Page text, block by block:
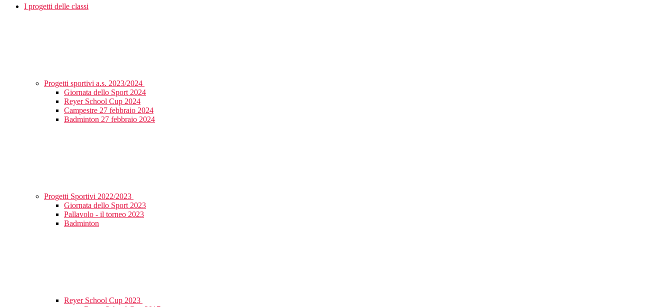
I progetti delle classi
Progetti sportivi a.s. 2023/2024
Giornata dello Sport 2024
Reyer School Cup 2024
Campestre 27 febbraio 2024
Badminton 27 febbraio 2024
Progetti Sportivi 2022/2023
Giornata dello Sport 2023
Pallavolo - il torneo 2023
Badminton
Reyer School Cup 2023